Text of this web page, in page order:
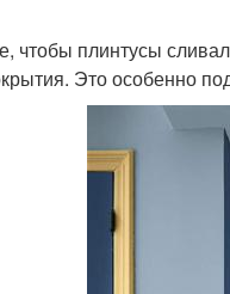
чтобы плинтусы
Это особенно